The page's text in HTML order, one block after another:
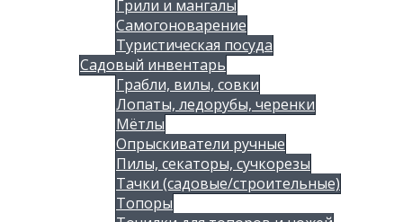
Грили и мангалы
Самогоноварение
Туристическая посуда
Садовый инвентарь
Грабли, вилы, совки
Лопаты, ледорубы, черенки
Мётлы
Опрыскиватели ручные
Пилы, секаторы, сучкорезы
Тачки (садовые/строительные)
Топоры